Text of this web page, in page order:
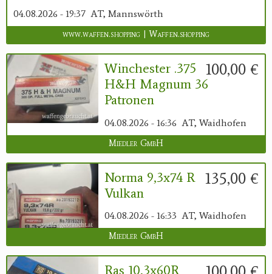
04.08.2026 - 19:37 AT, Mannswörth
www.waffen.shopping | Waffen.shopping
100,00 €
Winchester .375
H&H Magnum 36
Patronen
04.08.2026 - 16:36 AT, Waidhofen
Miedler GmbH
135,00 €
Norma 9,3x74 R
Vulkan
04.08.2026 - 16:33 AT, Waidhofen
Miedler GmbH
Ras 10,3x60R